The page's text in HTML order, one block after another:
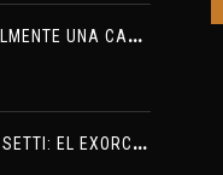
¿
QUÉ ES REALMENTE UNA CASA ENCANTADA?
E
L CASO ROSSETTI: EL EXORCISTA RELEVADO POR VINCULAR OVNIS Y DEMONIOS